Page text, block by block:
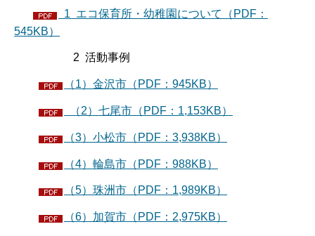
1 エコ保育所・幼稚園について（PDF：
545KB）
2 活動事例
（1）金沢市（PDF：945KB）
（2）七尾市（PDF：1,153KB）
（3）小松市（PDF：3,938KB）
（4）輪島市（PDF：988KB）
（5）珠洲市（PDF：1,989KB）
（6）加賀市（PDF：2,975KB）